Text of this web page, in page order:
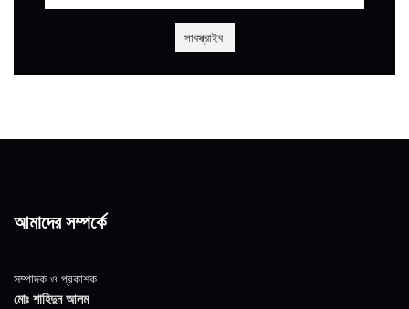
আমাদের সম্পর্কে
সম্পাদক ও প্রকাশক
মোঃ শাহিদুন আলম